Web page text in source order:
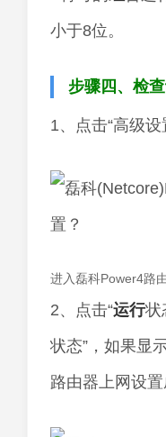
小于8位。
步骤四、检
1、点击“高级设
进入磊科Power4路
2、点击“运行状
状态”，如果显示
路由器上网设置